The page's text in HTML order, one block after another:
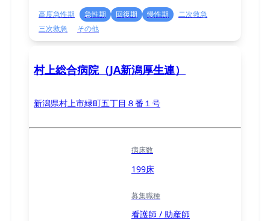
高度急性期 急性期 回復期 慢性期
二次救急
三次救急
その他
村上総合病院（JA新潟厚生連）
新潟県村上市緑町五丁目８番１号
病床数
199床
募集職種
看護師 / 助産師